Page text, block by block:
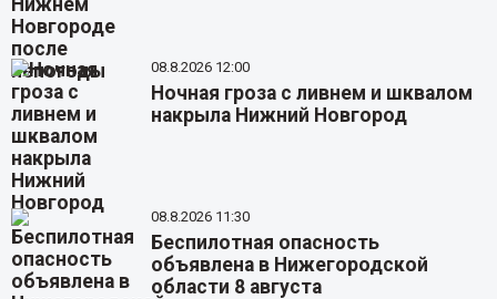
08.8.2026 12:00
Ночная гроза с ливнем и шквалом
накрыла Нижний Новгород
08.8.2026 11:30
Беспилотная опасность
объявлена в Нижегородской
области 8 августа